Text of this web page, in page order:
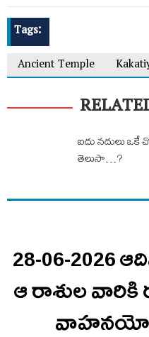
Tags:
Ancient Temple
ఐదు నదులు ఒకే
తెలుసా…?
28-06-2026
ఆ రాశుల వారికి